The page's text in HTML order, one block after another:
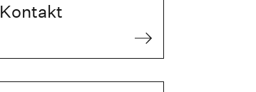
Kontakt